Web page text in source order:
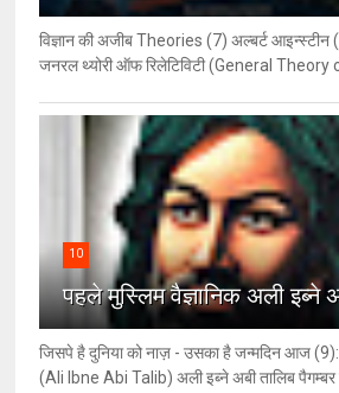
विज्ञान की अजीब Theories (7) अल्‍बर्ट
जनरल थ्योरी ऑफ रिलेटिविटी (General Theory
10
पहले मुस्लिम वैज्ञानिक अली इब्ने
जिसपे है दुनिया को नाज़ - उसका है जन्मदिन आज
(Ali Ibne Abi Talib) अली इब्ने अबी तालिब पैगम्बर